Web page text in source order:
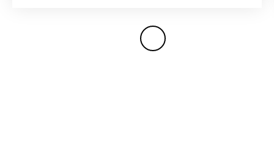
comprises. Dépôt de garantie : 60,00 €.
Honoraires d'agence à la charge du locataire :
50,00 € TTC. Disponible de suite.